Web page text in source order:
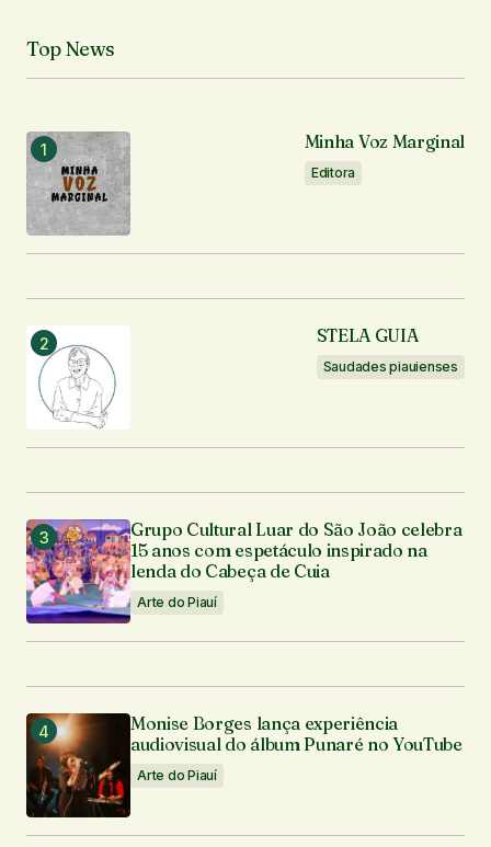
Responder
O seu endereço de e-mail não será publicado.
Campos obrigatórios são marcados com
Comentário
Seu nome
Seu e-mail*
Notifique-me sobre novos comentários por e-mail.
Notifique-me sobre novas publicações por e-mail.
Enviar comentário
Top News
Minha Voz Marginal
Editora
STELA GUIA
Saudades piauienses
Grupo Cultural Luar do São João celebra
15 anos com espetáculo inspirado na
lenda do Cabeça de Cuia
Arte do Piauí
Monise Borges lança experiência
audiovisual do álbum Punaré no YouTube
Arte do Piauí